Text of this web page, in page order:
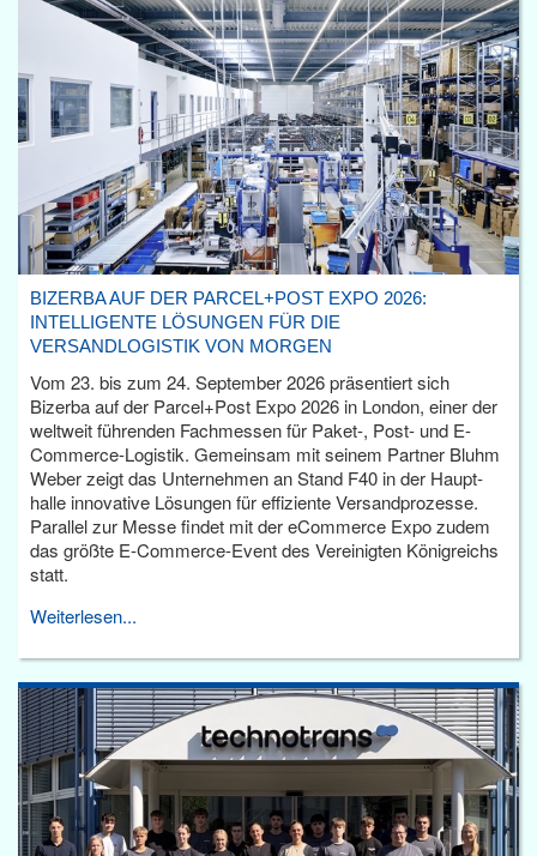
BIZERBA AUF DER PARCEL+POST EXPO 2026:
INTELLIGENTE LÖSUNGEN FÜR DIE
VERSANDLOGISTIK VON MORGEN
Vom 23. bis zum 24. September 2026 präsentiert sich
Bizerba auf der Parcel+Post Expo 2026 in London, einer der
weltweit führenden Fachmessen für Paket-, Post- und E-
Commerce-Logistik. Gemeinsam mit seinem Partner Bluhm
Weber zeigt das Unternehmen an Stand F40 in der Haupt­
halle innovative Lösungen für effiziente Versandprozesse.
Parallel zur Messe findet mit der eCommerce Expo zudem
das größte E-Commerce-Event des Vereinigten Königreichs
statt.
Weiterlesen...